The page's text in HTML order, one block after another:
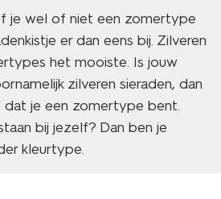
je wel of niet een zomertype
er dan eens bij. Zilveren
het mooiste. Is jouw
zilveren sieraden, dan
dat je een zomertype bent.
bij jezelf? Dan ben je
kleurtype.